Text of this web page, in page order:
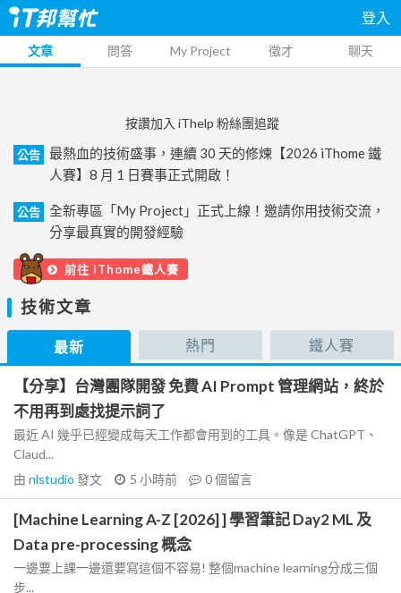
登入
文章 問答 My Project 徵才 聊天
按讚加入 iThelp 粉絲團追蹤
公告
最熱血的技術盛事，連續 30 天的修煉【2026 iThome 鐵
人賽】8 月 1 日賽事正式開啟！
公告
全新專區「My Project」正式上線！邀請你用技術交流，
分享最真實的開發經驗
前往 iThome鐵人賽
技術文章
最新 熱門 鐵人賽
【分享】台灣團隊開發 免費 AI Prompt 管理網站，終於
不用再到處找提示詞了
最近 AI 幾乎已經變成每天工作都會用到的工具。像是 ChatGPT、
Claud...
由 nlstudio 發文 5 小時前 0個留言
[Machine Learning A-Z [2026] ] 學習筆記 Day2 ML 及
Data pre-processing 概念
一邊要上課一邊還要寫這個不容易! 整個machine learning分成三個
步...